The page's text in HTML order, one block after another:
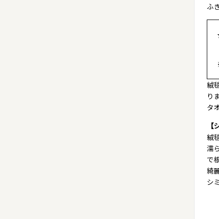
ふ
絨
り
タ
絨
濡
で
綺
シ